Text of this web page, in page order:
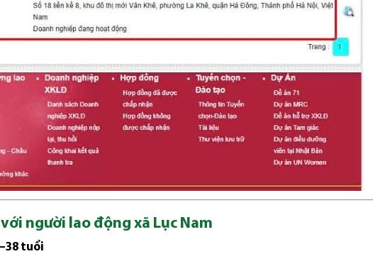
người lao động xã Lục Nam
tuổi